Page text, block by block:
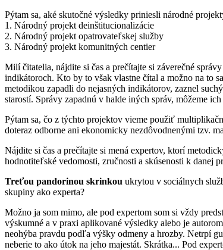
Pýtam sa, aké skutočné výsledky priniesli národné
1. Národný projekt deinštitucionalizácie
2. Národný projekt opatrovateľskej služby
3. Národný projekt komunitných centier
Milí čitatelia, nájdite si čas a prečítajte si záverečné
indikátoroch. Kto by to však vlastne čítal a možno na to
metodikou zapadli do nejasných indikátorov, zaznel
starostí. Správy zapadnú v halde iných správ, môžeme
Pýtam sa, čo z týchto projektov vieme použiť
doteraz odborne ani ekonomicky nezdôvodnenými tzv.
Nájdite si čas a prečítajte si mená expertov, ktorí
hodnotiteľské vedomosti, zručnosti a skúsenosti k danej
Treťou pandorinou skrinkou ukrytou v sociálnych
skupiny ako experta?
Možno ja som mimo, ale pod expertom som si vždy
výskumné a v praxi aplikované výsledky alebo je
neohýba pravdu podľa výšky odmeny a hrozby. Netrpí
neberie to ako útok na jeho majestát. Skrátka... Pod